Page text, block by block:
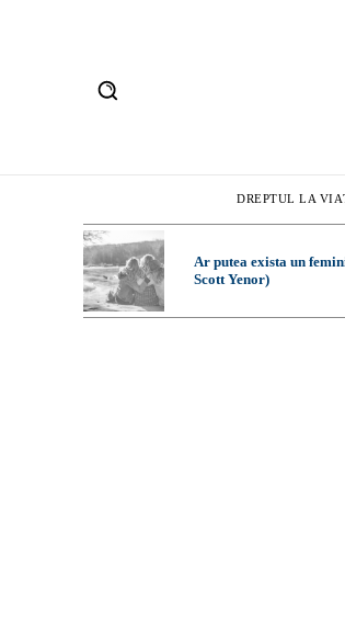
DREPTUL LA
Ar putea exista un
Scott Yenor)